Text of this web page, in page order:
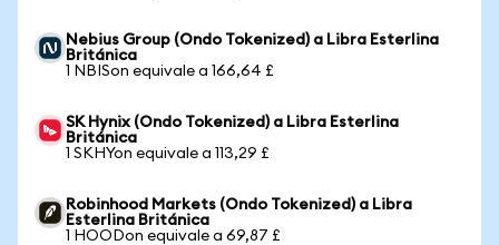
Nebius Group (Ondo Tokenized) a Libra Esterlina
Británica
1 NBISon equivale a 166,64 £
SK Hynix (Ondo Tokenized) a Libra Esterlina
Británica
1 SKHYon equivale a 113,29 £
Robinhood Markets (Ondo Tokenized) a Libra
Esterlina Británica
1 HOODon equivale a 69,87 £